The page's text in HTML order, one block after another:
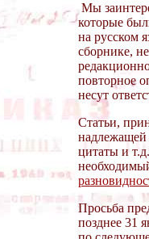
Мы
которые
на русском
сборнике,
повторное
несут
Статьи,
надлежащей
цитаты и
Просьба
позднее 31